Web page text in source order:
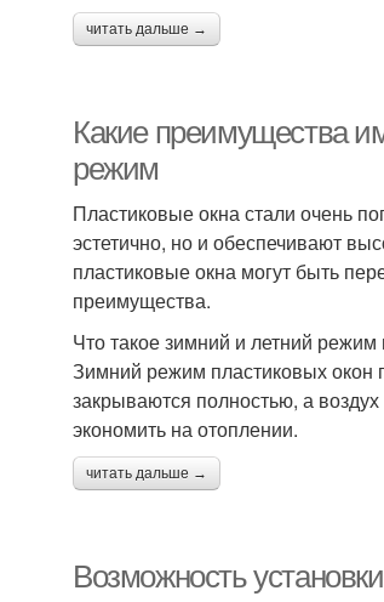
читать дальше →
Какие преимущества
режим
Пластиковые окна стали очень
эстетично, но и обеспечивают
пластиковые окна могут быть
преимущества.
Что такое зимний и летний режим
Зимний режим пластиковых окон
закрываются полностью, а
экономить на отоплении.
читать дальше →
Возможность